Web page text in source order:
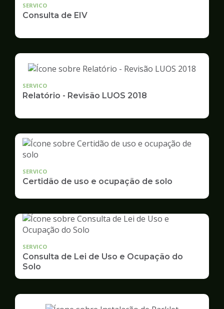
SERVICO
Consulta de EIV
SERVICO
Relatório - Revisão LUOS 2018
SERVICO
Certidão de uso e ocupação de solo
SERVICO
Consulta de Lei de Uso e Ocupação do
Solo